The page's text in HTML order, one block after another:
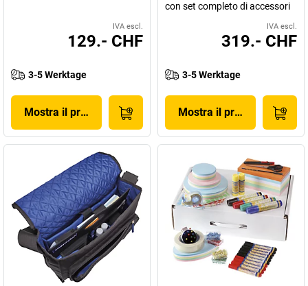
IVA escl.
129.- CHF
3-5 Werktage
Mostra il prodotto
con set completo di accessori
IVA escl.
319.- CHF
3-5 Werktage
Mostra il prodotto